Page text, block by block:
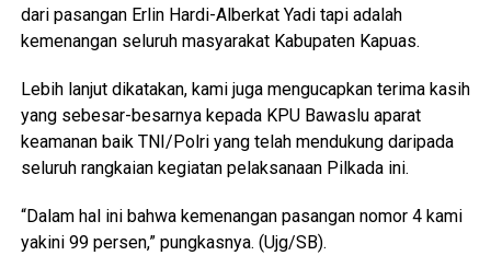
dari pasangan Erlin Hardi-Alberkat Yadi tapi adalah
kemenangan seluruh masyarakat Kabupaten Kapuas.
Lebih lanjut dikatakan, kami juga mengucapkan terima kasih
yang sebesar-besarnya kepada KPU Bawaslu aparat
keamanan baik TNI/Polri yang telah mendukung daripada
seluruh rangkaian kegiatan pelaksanaan Pilkada ini.
“Dalam hal ini bahwa kemenangan pasangan nomor 4 kami
yakini 99 persen,” pungkasnya. (Ujg/SB).